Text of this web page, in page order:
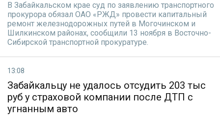
В Забайкальском крае суд по заявлению транспортного
прокурора обязал ОАО «РЖД» провести капитальный
ремонт железнодорожных путей в Могочинском и
Шилкинском районах, сообщили 13 ноября в Восточно-
Сибирской транспортной прокуратуре.
13:08
Забайкальцу не удалось отсудить 203 тыс
руб у страховой компании после ДТП с
угнанным авто